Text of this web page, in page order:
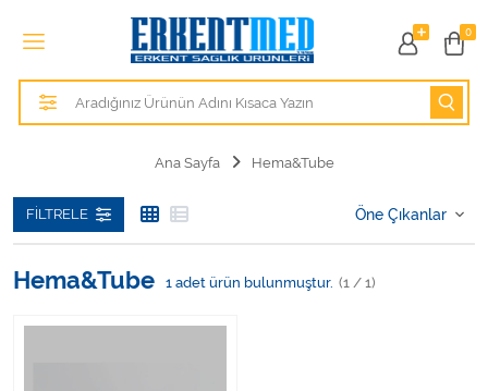
0
Tüm Kategoriler
Alezler
Hasta Bakım Ürünleri
Ana Sayfa Hema&Tube
FILTRELE
Hema&Tube 1 adet ürün bulunmuştur. (1 / 1)